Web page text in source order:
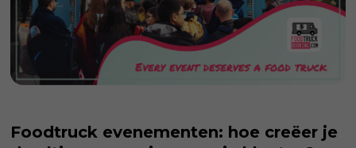
Foodtruck evenementen: hoe creëer je